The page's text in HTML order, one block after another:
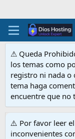
⚠ Queda
los temas como
registro ni nada o
tema haga
encuentre que no
⚠️ Por favor leer
inconvenientes